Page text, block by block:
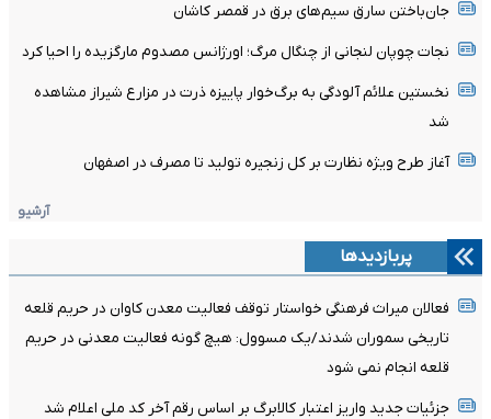
جان‌باختن سارق سیم‌های برق در قمصر کاشان
نجات چوپان لنجانی از چنگال مرگ؛ اورژانس مصدوم مارگزیده را احیا کرد
نخستین علائم آلودگی به برگ‌خوار پاییزه ذرت در مزارع شیراز مشاهده
شد
آغاز طرح ویژه نظارت بر کل زنجیره تولید تا مصرف در اصفهان
آرشیو
پربازدیدها
فعالان میراث فرهنگی خواستار توقف فعالیت معدن کاوان در حریم قلعه
تاریخی سموران شدند/یک مسوول: هیچ گونه فعالیت معدنی در حریم
قلعه انجام نمی شود
جزئیات جدید واریز اعتبار کالابرگ بر اساس رقم آخر کد ملی اعلام شد